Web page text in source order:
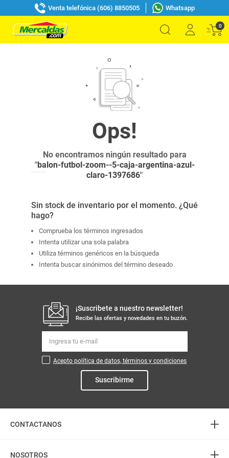
Venta telefónica (606) 8850505 Whatsapp
0
No encontramos ningún resultado para
"balon-futbol-zoom--5-caja-argentina-azul-
claro-1397686"
Sin stock de inventario por el momento. ¿Qué
hago?
Comprueba los términos ingresados
Intenta utilizar una sola palabra
Utiliza términos genéricos en la búsqueda
Intenta buscar sinónimos del término deseado
¡Suscribete a nuestro newsletter!
Recibe las ofertas y novedades en tu buzón.
Acepto política de datos, términos y condiciones
Suscribirme
CONTACTANOS +
Atención telefónica
NOSOTROS